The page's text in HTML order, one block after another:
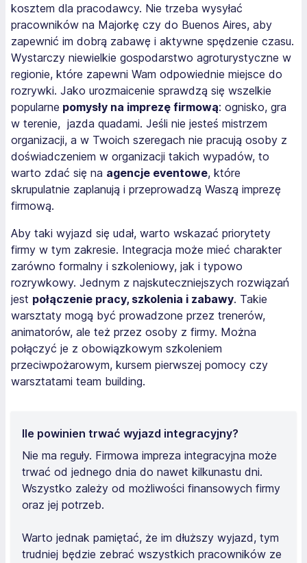
kosztem dla pracodawcy. Nie trzeba wysyłać
pracowników na Majorkę czy do Buenos Aires, aby
zapewnić im dobrą zabawę i aktywne spędzenie czasu.
Wystarczy niewielkie gospodarstwo agroturystyczne w
regionie, które zapewni Wam odpowiednie miejsce do
rozrywki. Jako urozmaicenie sprawdzą się wszelkie
popularne pomysły na imprezę firmową: ognisko, gra
w terenie, jazda quadami. Jeśli nie jesteś mistrzem
organizacji, a w Twoich szeregach nie pracują osoby z
doświadczeniem w organizacji takich wypadów, to
warto zdać się na agencje eventowe, które
skrupulatnie zaplanują i przeprowadzą Waszą imprezę
firmową.
Aby taki wyjazd się udał, warto wskazać priorytety
firmy w tym zakresie. Integracja może mieć charakter
zarówno formalny i szkoleniowy, jak i typowo
rozrywkowy. Jednym z najskuteczniejszych rozwiązań
jest połączenie pracy, szkolenia i zabawy. Takie
warsztaty mogą być prowadzone przez trenerów,
animatorów, ale też przez osoby z firmy. Można
połączyć je z obowiązkowym szkoleniem
przeciwpożarowym, kursem pierwszej pomocy czy
warsztatami team building.
Ile powinien trwać wyjazd integracyjny?
Nie ma reguły. Firmowa impreza integracyjna może
trwać od jednego dnia do nawet kilkunastu dni.
Wszystko zależy od możliwości finansowych firmy
oraz jej potrzeb.
Warto jednak pamiętać, że im dłuższy wyjazd, tym
trudniej będzie zebrać wszystkich pracowników ze